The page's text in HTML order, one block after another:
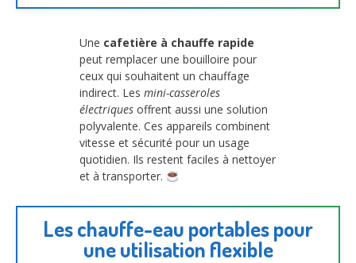
Une cafetière à chauffe rapide
peut remplacer une bouilloire pour
ceux qui souhaitent un chauffage
indirect. Les mini-casseroles
électriques offrent aussi une solution
polyvalente. Ces appareils combinent
vitesse et sécurité pour un usage
quotidien. Ils restent faciles à nettoyer
et à transporter.
Les chauffe-eau portables pour
une utilisation flexible